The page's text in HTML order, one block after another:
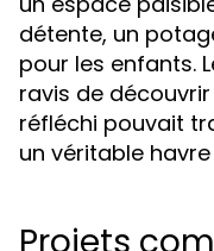
détente, un
pour les enfants.
ravis de
réfléchi pouvait
un véritable